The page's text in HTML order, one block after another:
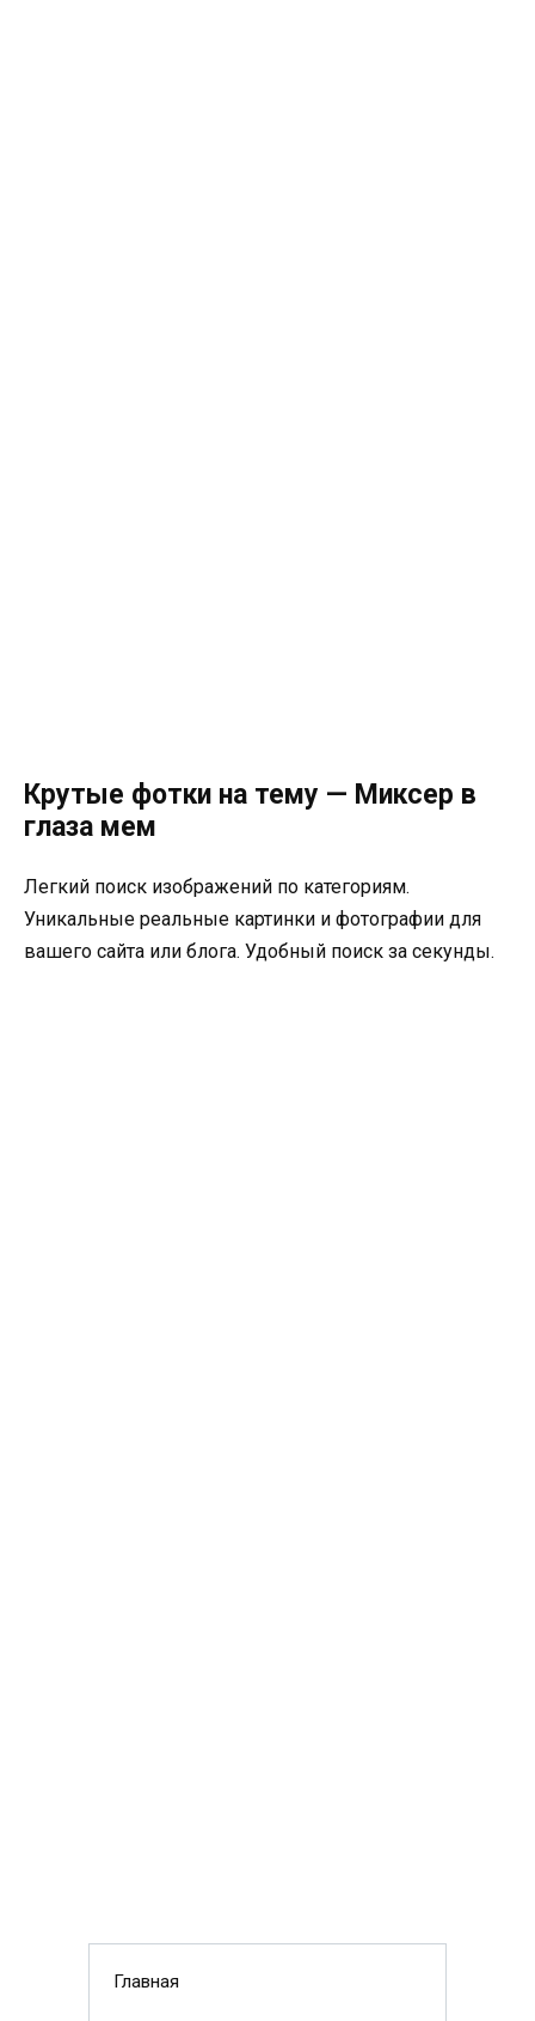
Крутые фотки на тему — Миксер в
глаза мем
Легкий поиск изображений по категориям.
Уникальные реальные картинки и фотографии для
вашего сайта или блога. Удобный поиск за секунды.
Главная